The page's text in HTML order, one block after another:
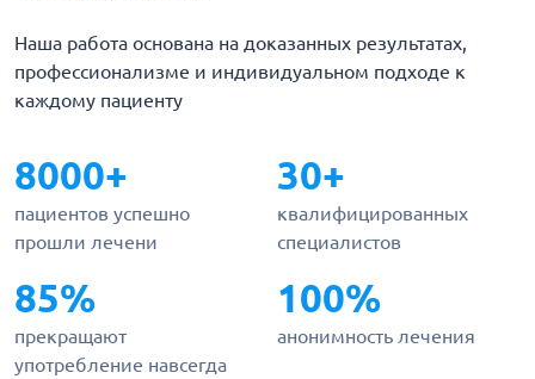
Наша работа основана на доказанных результатах,
профессионализме и индивидуальном подходе к
каждому пациенту
8000+
пациентов успешно
прошли лечени
30+
квалифицированных
специалистов
85%
прекращают
употребление навсегда
100%
анонимность лечения